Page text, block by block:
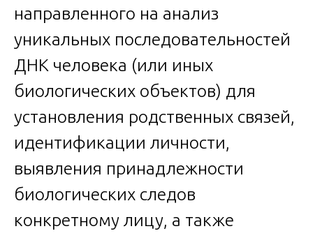
направленного на анализ
уникальных последовательностей
ДНК человека (или иных
биологических объектов) для
установления родственных связей,
идентификации личности,
выявления принадлежности
биологических следов
конкретному лицу, а также